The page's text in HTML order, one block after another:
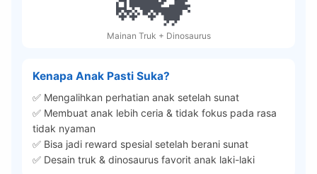
Mainan Truk + Dinosaurus
Kenapa Anak Pasti Suka?
✅ Mengalihkan perhatian anak setelah sunat
✅ Membuat anak lebih ceria & tidak fokus pada rasa
tidak nyaman
✅ Bisa jadi reward spesial setelah berani sunat
✅ Desain truk & dinosaurus favorit anak laki-laki